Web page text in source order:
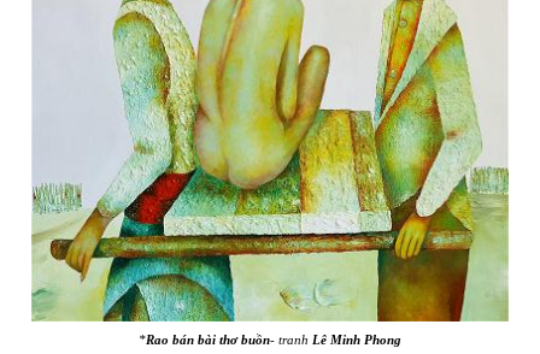
*Rao bán bài thơ buồn- tranh Lê Minh Phong